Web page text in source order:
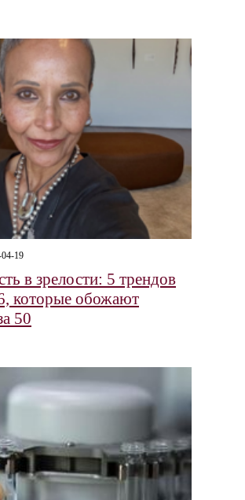
19
в зрелости: 5 трендов
которые обожают
50